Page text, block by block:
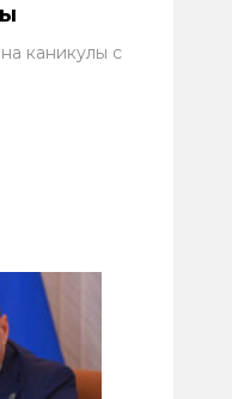
каникулы с